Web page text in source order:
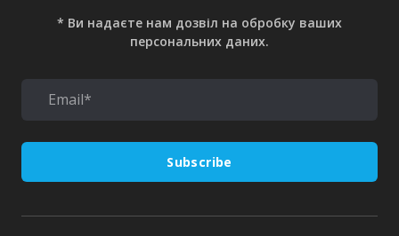
* Ви надаєте нам дозвіл на обробку ваших
персональних даних.
Subscribe